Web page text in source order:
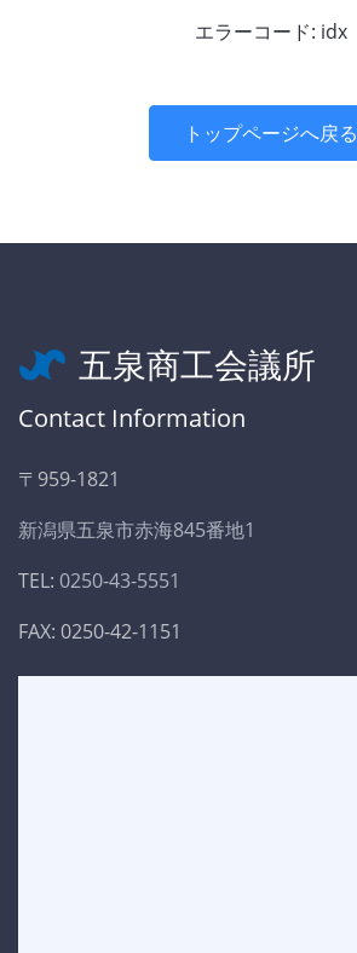
エラーコード: idx
トップページへ戻る
五泉商工会議所
Contact Information
〒959-1821
新潟県五泉市赤海845番地1
TEL: 0250-43-5551
FAX: 0250-42-1151